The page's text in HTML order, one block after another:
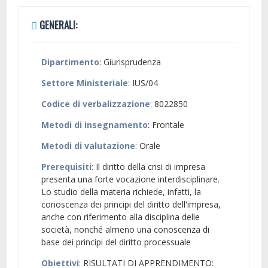
GENERALI:
Dipartimento: Giurisprudenza
Settore Ministeriale: IUS/04
Codice di verbalizzazione: 8022850
Metodi di insegnamento: Frontale
Metodi di valutazione: Orale
Prerequisiti: Il diritto della crisi di impresa
presenta una forte vocazione interdisciplinare.
Lo studio della materia richiede, infatti, la
conoscenza dei principi del diritto dell'impresa,
anche con riferimento alla disciplina delle
società, nonché almeno una conoscenza di
base dei principi del diritto processuale
Obiettivi: RISULTATI DI APPRENDIMENTO: